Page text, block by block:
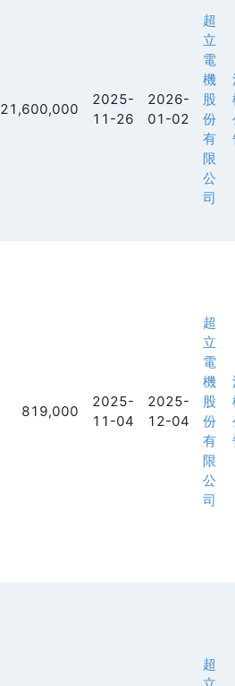
21,600,000
2025-
11-26
2026-
01-02
超
立
電
機
股
份
有
限
公
司
819,000
2025-
11-04
2025-
12-04
超
立
電
機
股
份
有
限
公
司
超